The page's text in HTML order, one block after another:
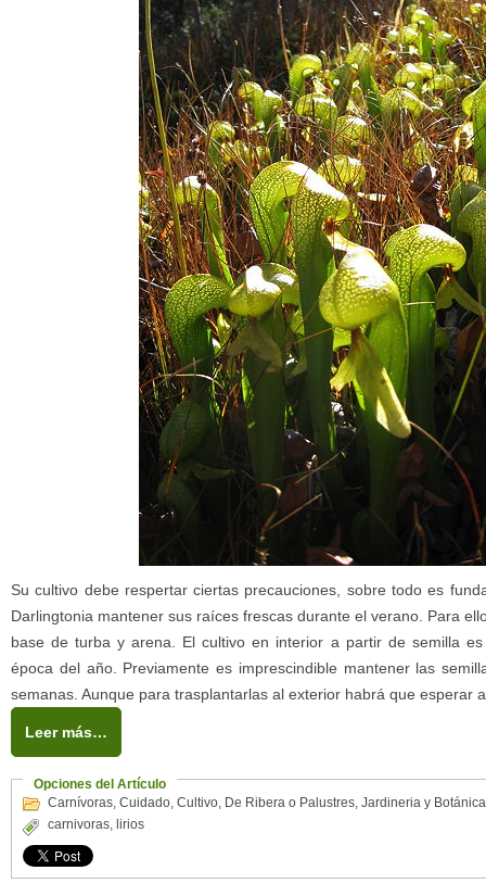
Su cultivo debe respertar ciertas precauciones, sobre todo es
Darlingtonia mantener sus raíces frescas durante el verano. Para
base de turba y arena. El cultivo en interior a partir de semilla
época del año. Previamente es imprescindible mantener las
semanas. Aunque para trasplantarlas al exterior habrá que esperar
Leer más…
Opciones del Artículo
Carnívoras, Cuidado, Cultivo, De Ribera o Palustres, Jardineria y Botánica
carnivoras, lirios